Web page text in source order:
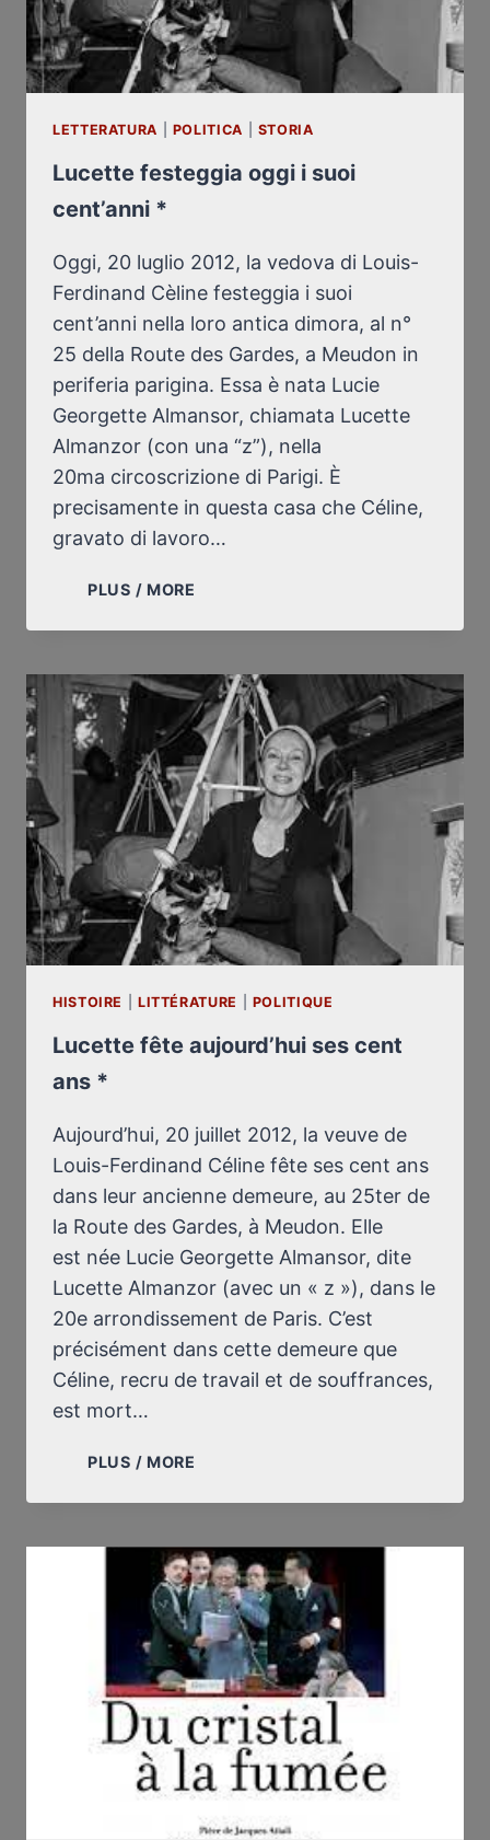
LETTERATURA POLITICA STORIA
Lucette festeggia oggi i suoi
cent’anni *
Oggi, 20 luglio 2012, la vedova di Louis-
Ferdinand Cèline festeggia i suoi
cent’anni nella loro antica dimora, al n°
25 della Route des Gardes, a Meudon in
periferia parigina. Essa è nata Lucie
Georgette Almansor, chiamata Lucette
Almanzor (con una “z”), nella
20ma circoscrizione di Parigi. È
precisamente in questa casa che Céline,
gravato di lavoro…
PLUS / MORE
OGGI
SUOI
CENT’ANNI
*
HISTOIRE LITTÉRATURE POLITIQUE
Lucette fête aujourd’hui ses cent
ans *
Aujourd’hui, 20 juillet 2012, la veuve de
Louis-Ferdinand Céline fête ses cent ans
dans leur ancienne demeure, au 25ter de
la Route des Gardes, à Meudon. Elle
est née Lucie Georgette Almansor, dite
Lucette Almanzor (avec un « z »), dans le
20e arrondissement de Paris. C’est
précisément dans cette demeure que
Céline, recru de travail et de souffrances,
est mort…
PLUS / MORE
AUJOURD’HUI
CENT
ANS
*